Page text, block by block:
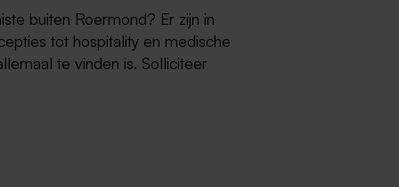
buiten Roermond? Er zijn in
tot hospitality en medische
te vinden is. Solliciteer